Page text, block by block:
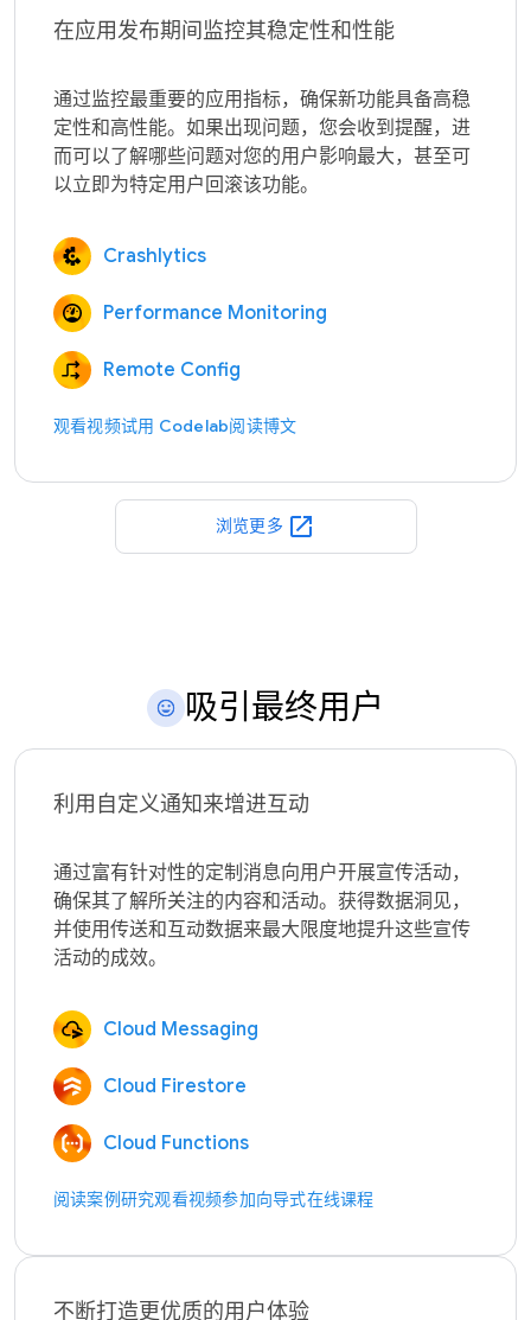
在应用发布期间监控其稳定性和性能
通过监控最重要的应用指标，确保新功能具备高稳
定性和高性能。如果出现问题，您会收到提醒，进
而可以了解哪些问题对您的用户影响最大，甚至可
Crashlytics
Performance Monitoring
Remote Config
观看视频试用 Codelab阅读博文
浏览更多 open_in_new
吸引最终用户
利用自定义通知来增进互动
通过富有针对性的定制消息向用户开展宣传活动，
确保其了解所关注的内容和活动。获得数据洞见，
并使用传送和互动数据来最大限度地提升这些宣传
Cloud Messaging
Cloud Firestore
Cloud Functions
阅读案例研究观看视频参加向导式在线课程
不断打造更优质的用户体验